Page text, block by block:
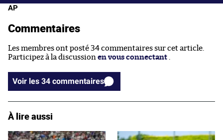
AP
Commentaires
Les membres ont posté 34 commentaires sur cet article.
Participez à la discussion en vous connectant .
Voir les 34 commentaires
À lire aussi